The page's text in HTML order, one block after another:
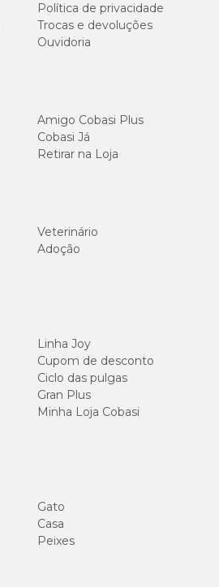
Política de privacidade
Trocas e devoluções
Ouvidoria
Amigo Cobasi Plus
Cobasi Já
Retirar na Loja
Veterinário
Adoção
Linha Joy
Cupom de desconto
Ciclo das pulgas
Gran Plus
Minha Loja Cobasi
Gato
Casa
Peixes